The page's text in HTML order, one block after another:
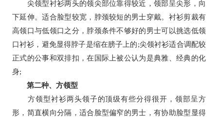
尖领型衬衫两头的领尖部位靠得较近，领部呈尖形，向
下延伸。适合脸型较宽，脖颈较短的男士穿戴。衬衫剪裁有
高领口与低领口之分，脖颈条件不够好的男士可以挑选低领
口衬衫，避免显得脖子是缩在膀子上的;尖领衬衫适合调配较
正式的公事和双排扣，在国际上被公认为是典雅、经典的化
身;
第二种、方领型
方领型衬衫两头领子的顶级有些分得很开，领部呈方
形，简直横向分隔，适合脸型偏窄的男士，有协助脸型显得